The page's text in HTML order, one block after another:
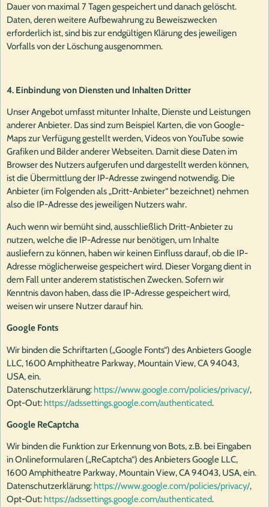
Dauer von maximal 7 Tagen gespeichert und danach gelöscht.
Daten, deren weitere Aufbewahrung zu Beweiszwecken
erforderlich ist, sind bis zur endgültigen Klärung des jeweiligen
Vorfalls von der Löschung ausgenommen.
4. Einbindung von Diensten und Inhalten Dritter
Unser Angebot umfasst mitunter Inhalte, Dienste und Leistungen
anderer Anbieter. Das sind zum Beispiel Karten, die von Google-
Maps zur Verfügung gestellt werden, Videos von YouTube sowie
Grafiken und Bilder anderer Webseiten. Damit diese Daten im
Browser des Nutzers aufgerufen und dargestellt werden können,
ist die Übermittlung der IP-Adresse zwingend notwendig. Die
Anbieter (im Folgenden als „Dritt-Anbieter“ bezeichnet) nehmen
also die IP-Adresse des jeweiligen Nutzers wahr.
Auch wenn wir bemüht sind, ausschließlich Dritt-Anbieter zu
nutzen, welche die IP-Adresse nur benötigen, um Inhalte
ausliefern zu können, haben wir keinen Einfluss darauf, ob die IP-
Adresse möglicherweise gespeichert wird. Dieser Vorgang dient in
dem Fall unter anderem statistischen Zwecken. Sofern wir
Kenntnis davon haben, dass die IP-Adresse gespeichert wird,
weisen wir unsere Nutzer darauf hin.
Google Fonts
Wir binden die Schriftarten („Google Fonts“) des Anbieters Google
LLC, 1600 Amphitheatre Parkway, Mountain View, CA 94043,
USA, ein.
Datenschutzerklärung: https://www.google.com/policies/privacy/,
Opt-Out: https://adssettings.google.com/authenticated.
Google ReCaptcha
Wir binden die Funktion zur Erkennung von Bots, z.B. bei Eingaben
in Onlineformularen („ReCaptcha“) des Anbieters Google LLC,
1600 Amphitheatre Parkway, Mountain View, CA 94043, USA, ein.
Datenschutzerklärung: https://www.google.com/policies/privacy/,
Opt-Out: https://adssettings.google.com/authenticated.